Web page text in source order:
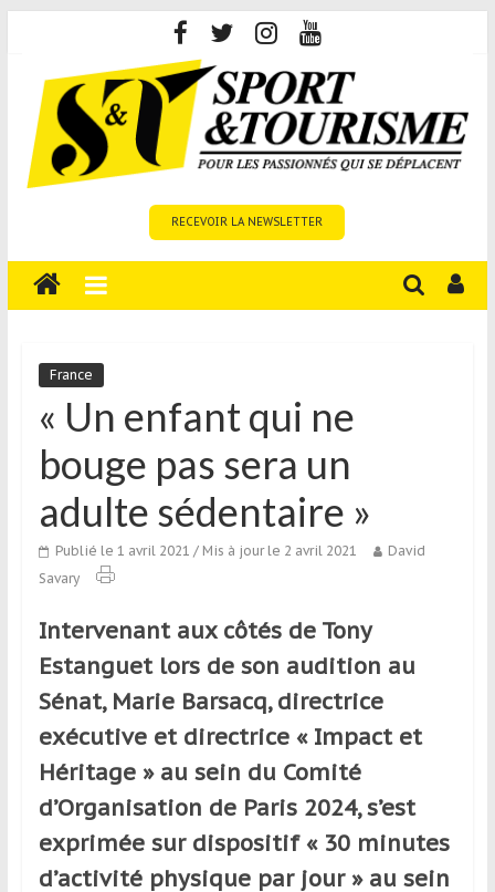
content
Tourisme
est
média
tourisme
sportif
qui
aux
voyageurs
ou
réguliers,
pratiquants,
ou
simples
spectateurs
sport,
qui
RECEVOIR LA NEWSLETTER
France
« Un enfant qui ne
bouge pas sera un
adulte sédentaire »
Publié le 1 avril 2021 / Mis à jour le 2 avril 2021
David
Savary
Intervenant aux côtés de Tony
Estanguet lors de son audition au
Sénat, Marie Barsacq, directrice
exécutive et directrice « Impact et
Héritage » au sein du Comité
d’Organisation de Paris 2024, s’est
exprimée sur dispositif « 30 minutes
d’activité physique par jour » au sein